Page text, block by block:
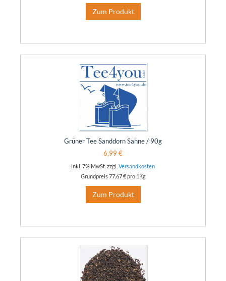
Zum Produkt
Grüner Tee Sanddorn Sahne / 90g
6,99 €
inkl. 7% MwSt. zzgl. Versandkosten
Grundpreis77,67 €pro 1Kg
Zum Produkt